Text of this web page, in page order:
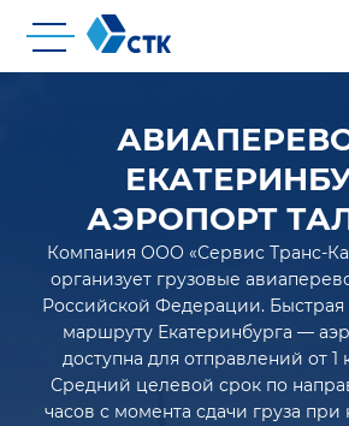
АЭРОПОРТ
Компания ООО «Сервис Транс-
организует грузовые
Российской Федерации. Быстрая
маршруту Екатеринбурга —
доступна для отправлений от 1
Средний целевой срок по
часов с момента сдачи груза при